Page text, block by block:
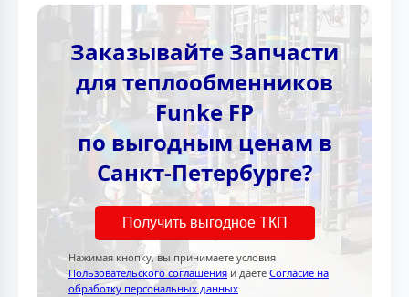
Заказывайте Запчасти
для теплообменников
Funke FP
по выгодным ценам в
Санкт-Петербурге?
Получить выгодное ТКП
Нажимая кнопку, вы принимаете условия
Пользовательского соглашения и даете Согласие на
обработку персональных данных